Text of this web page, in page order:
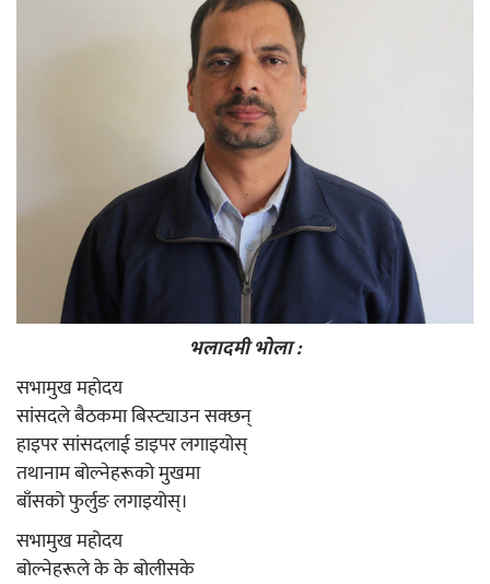
भलादमी भोला :
सभामुख महोदय
सांसदले बैठकमा बिस्ट्याउन सक्छन्
हाइपर सांसदलाई डाइपर लगाइयोस्
तथानाम बोल्नेहरूको मुखमा
बाँसको फुर्लुङ लगाइयोस्।
सभामुख महोदय
बोल्नेहरूले के के बोलीसके